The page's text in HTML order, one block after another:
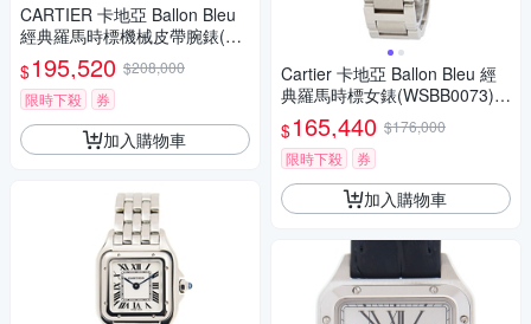
CARTIER 卡地亞 Ballon Bleu
經典羅馬時標機械皮帶腕錶(W
SBB0030)x33mm
$195,520 $208,000
限時下殺
券
加入購物車
Cartier 卡地亞 Ballon Bleu 經
典羅馬時標女錶(WSBB0073)x
28mm
$165,440 $176,000
限時下殺
券
加入購物車